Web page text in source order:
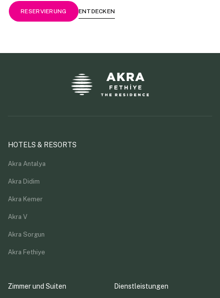
RESERVIERUNG ENTDECKEN
HOTELS & RESORTS
Akra Antalya
Akra Didim
Akra Kemer
Akra V
Akra Sorgun
Akra Fethiye
Zimmer und Suiten Dienstleistungen